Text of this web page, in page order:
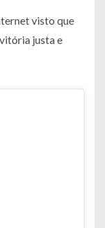
visto que
justa e